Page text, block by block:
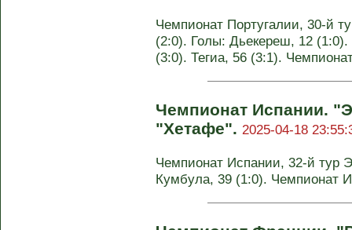
Чемпионат Португалии, 30-й
(2:0). Голы: Дьекереш, 12
(3:0). Тегиа, 56 (3:1).
Чемпионат Испании.
"Хетафе". 2025-04-18
Чемпионат Испании, 32-й тур
Кумбула, 39 (1:0). Чемпионат